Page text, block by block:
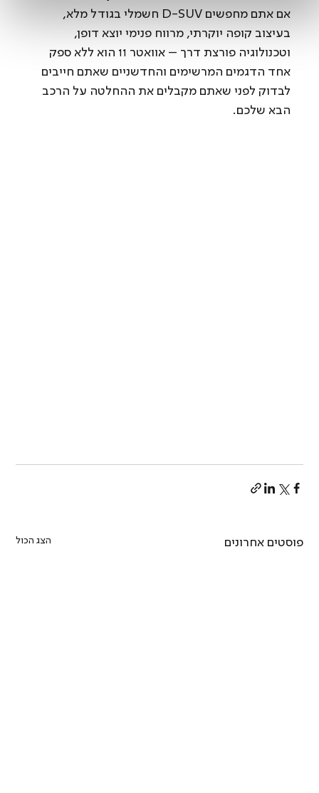
אם אתם מחפשים D-SUV חשמלי בגודל מלא,
בעיצוב קופה יוקרתי, מרווח פנימי יוצא דופן,
וטכנולוגיה פורצת דרך – אוואטר 11 הוא ללא ספק
אחד הדגמים המרשימים והחדשניים שאתם חייבים
לבדוק לפני שאתם מקבלים את ההחלטה על הרכב
הבא שלכם.
פוסטים אחרונים הצג הכול